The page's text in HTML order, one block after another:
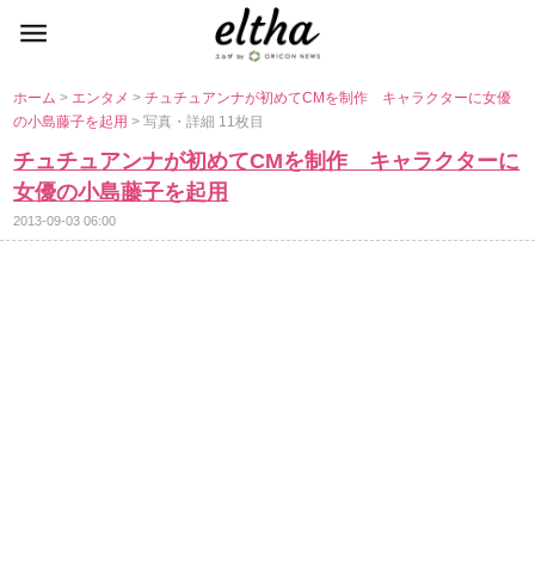
ホーム> エンタメ>チュチュアンナが初めてCMを制作 キャラクターに女優
の小島藤子を起用> 写真・詳細 11枚目
チュチュアンナが初めてCMを制作 キャラクターに
女優の小島藤子を起用
2013-09-03 06:00